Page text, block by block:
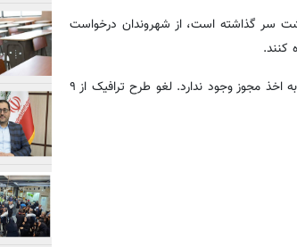
سر گذاشته است، از شهروندان درخواست
کنند.
بر اساس اعلام شورای شهر تهران، لغو طرح ترافیک تا پایان روز یکشنبه (۲۳ فروردین) است و نیازی به اخذ مجوز وجود ندارد. لغو طرح ترافیک از ۹